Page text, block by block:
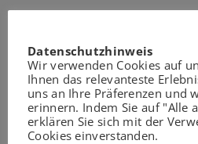
Datenschutzhinweis
Wir verwenden Cookies auf
Ihnen das relevanteste
uns an Ihre Präferenzen und
erinnern. Indem Sie auf "Alle
erklären Sie sich mit der
Cookies einverstanden.